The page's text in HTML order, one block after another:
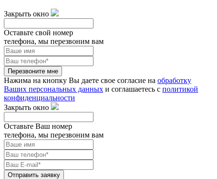
Закрыть окно
Оставьте свой номер
телефона, мы перезвоним вам
Перезвоните мне
Нажима на кнопку Вы даете свое согласие на обработку
Ваших персональных данных и соглашаетесь с политикой
конфиденциальности
Закрыть окно
Оставьте Ваш номер
телефона, мы перезвоним вам
Отправить заявку